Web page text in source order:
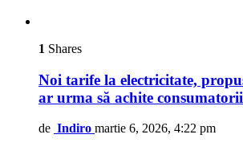
1 Shares
Noi tarife la electricitate,
ar urma să achite
de Indiro martie 6, 2026, 4:22 pm